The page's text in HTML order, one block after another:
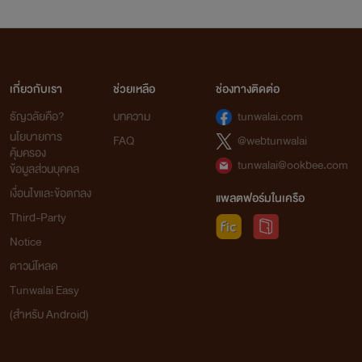
เกี่ยวกับเรา
ธัญวลัยคือ?
นโยบายการ
คุ้มครอง
ข้อมูลส่วนบุคคล
เงื่อนไขและข้อตกลง
Third-Party
Notice
ดาวน์โหลด
Tunwalai Easy
(สำหรับ Android)
ช่วยเหลือ
บทความ
FAQ
ช่องทางติดต่อ
tunwalai.com
@webtunwalai
tunwalai@ookbee.com
แพลตฟอร์มในเครือ